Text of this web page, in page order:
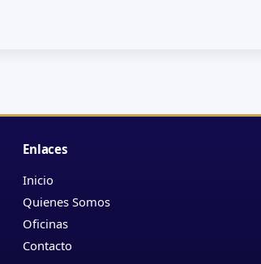
Enlaces
Inicio
Quienes Somos
Oficinas
Contacto